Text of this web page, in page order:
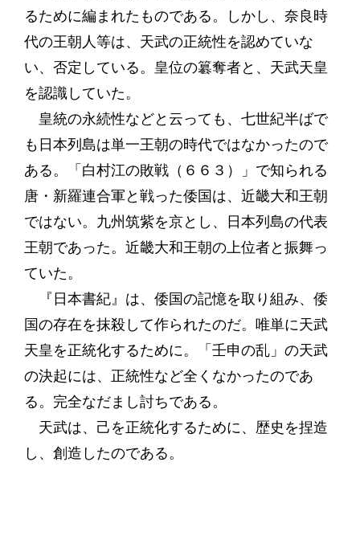
るために編まれたものである。しかし、奈良時
代の王朝人等は、天武の正統性を認めていな
い、否定している。皇位の簒奪者と、天武天皇
を認識していた。
皇統の永続性などと云っても、七世紀半ばで
も日本列島は単一王朝の時代ではなかったので
ある。「白村江の敗戦（６６３）」で知られる
唐・新羅連合軍と戦った倭国は、近畿大和王朝
ではない。九州筑紫を京とし、日本列島の代表
王朝であった。近畿大和王朝の上位者と振舞っ
ていた。
『日本書紀』は、倭国の記憶を取り組み、倭
国の存在を抹殺して作られたのだ。唯単に天武
天皇を正統化するために。「壬申の乱」の天武
の決起には、正統性など全くなかったのであ
る。完全なだまし討ちである。
天武は、己を正統化するために、歴史を捏造
し、創造したのである。